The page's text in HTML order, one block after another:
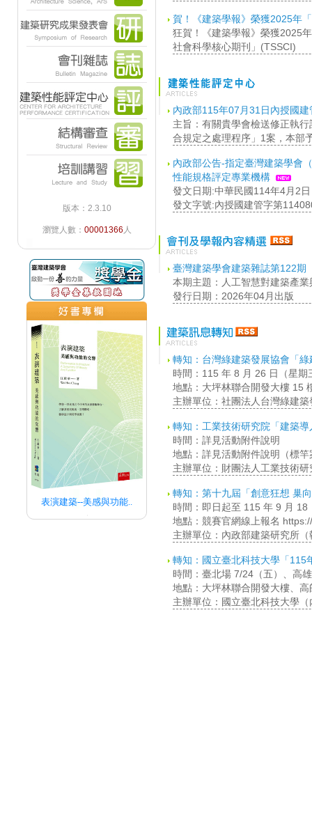
版本：2.3.10
瀏覽人數： 00001366 人
表演建築--美感與功能..
賀！《建築學報》榮獲2025年
狂賀！《建築學報》榮獲2025
社會科學核心期刊」(TSSCI)
內政部115年07月31日內授國
主旨：有關貴學會檢送修正執
合規定之處理程序」1案，本部
內政部公告-指定臺灣建築學會
性能規格評定專業機構
發文日期:中華民國114年4月2日
發文字號:內授國建管字第
臺灣建築學會建築雜誌第122期
本期主題：人工智慧對建築產
發行日期：2026年04月出版
轉知：台灣綠建築發展協會「
時間：115 年 8 月 26 日（星期
地點：大坪林聯合開發大樓 15
主辦單位：社團法人台灣綠建
轉知：工業技術研究院「建築
時間：詳見活動附件說明
地點：詳見活動附件說明（標竿
主辦單位：財團法人工業技術
轉知：第十九屆「創意狂想 巢
時間：即日起至 115 年 9 月
地點：競賽官網線上報名
主辦單位：內政部建築研究所
轉知：國立臺北科技大學「115
時間：臺北場 7/24（五）、高
地點：大坪林聯合開發大樓、
主辦單位：國立臺北科技大學